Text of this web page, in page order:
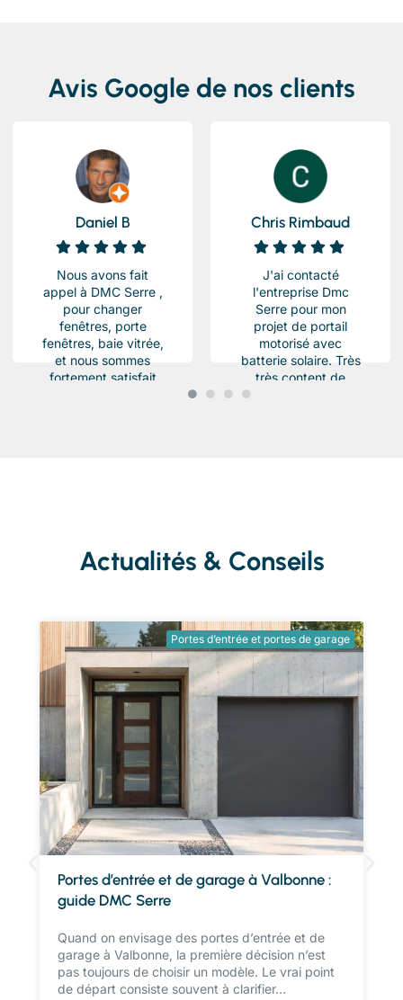
Avis Google de nos clients
Daniel B
Nous avons fait
appel à DMC Serre ,
pour changer
fenêtres, porte
fenêtres, baie vitrée,
et nous sommes
fortement satisfait
Chris Rimbaud
J'ai contacté
l'entreprise Dmc
Serre pour mon
projet de portail
motorisé avec
batterie solaire. Très
très content de
l'équipe Beau travail
Actualités & Conseils
Portes d’entrée et portes de garage
Portes d’entrée et de garage à Valbonne :
guide DMC Serre
Quand on envisage des portes d’entrée et de
garage à Valbonne, la première décision n’est
pas toujours de choisir un modèle. Le vrai point
de départ consiste souvent à clarifier...